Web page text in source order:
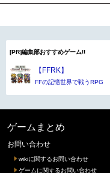
[PR]編集部おすすめゲーム!!
【FFRK】
FFの記憶世界で戦うRPG
ゲームまとめ
お問い合わせ
wikiに関するお問い合わせ
ゲームに関するお問い合わせ